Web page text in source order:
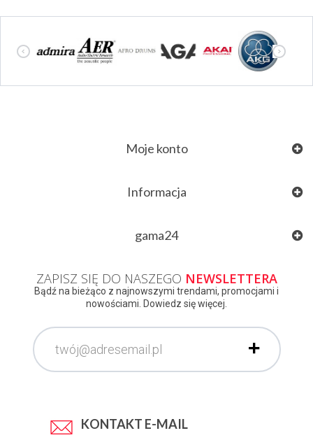
Moje konto
Informacja
gama24
ZAPISZ SIĘ DO NASZEGO NEWSLETTERA
Bądź na bieżąco z najnowszymi trendami, promocjami i
nowościami. Dowiedz się więcej.
KONTAKT E-MAIL